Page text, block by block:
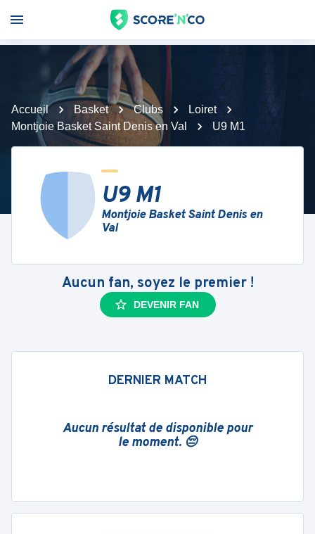
Accueil Basket Clubs
Loiret
Montjoie Basket Saint Denis en Val
U9 M1
U9 M1
Montjoie Basket Saint Denis en
Val
Aucun fan, soyez le premier !
DEVENIR FAN
DERNIER MATCH
Aucun résultat de disponible pour
le moment. 😔